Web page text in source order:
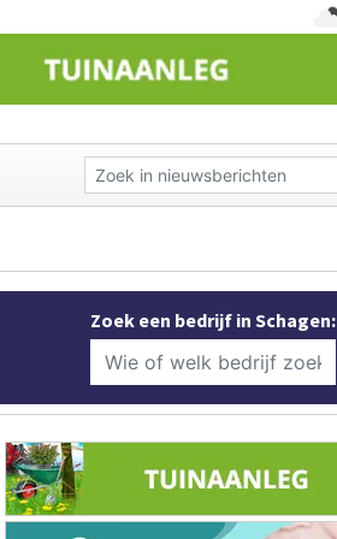
Zoek een bedrijf in Schagen: